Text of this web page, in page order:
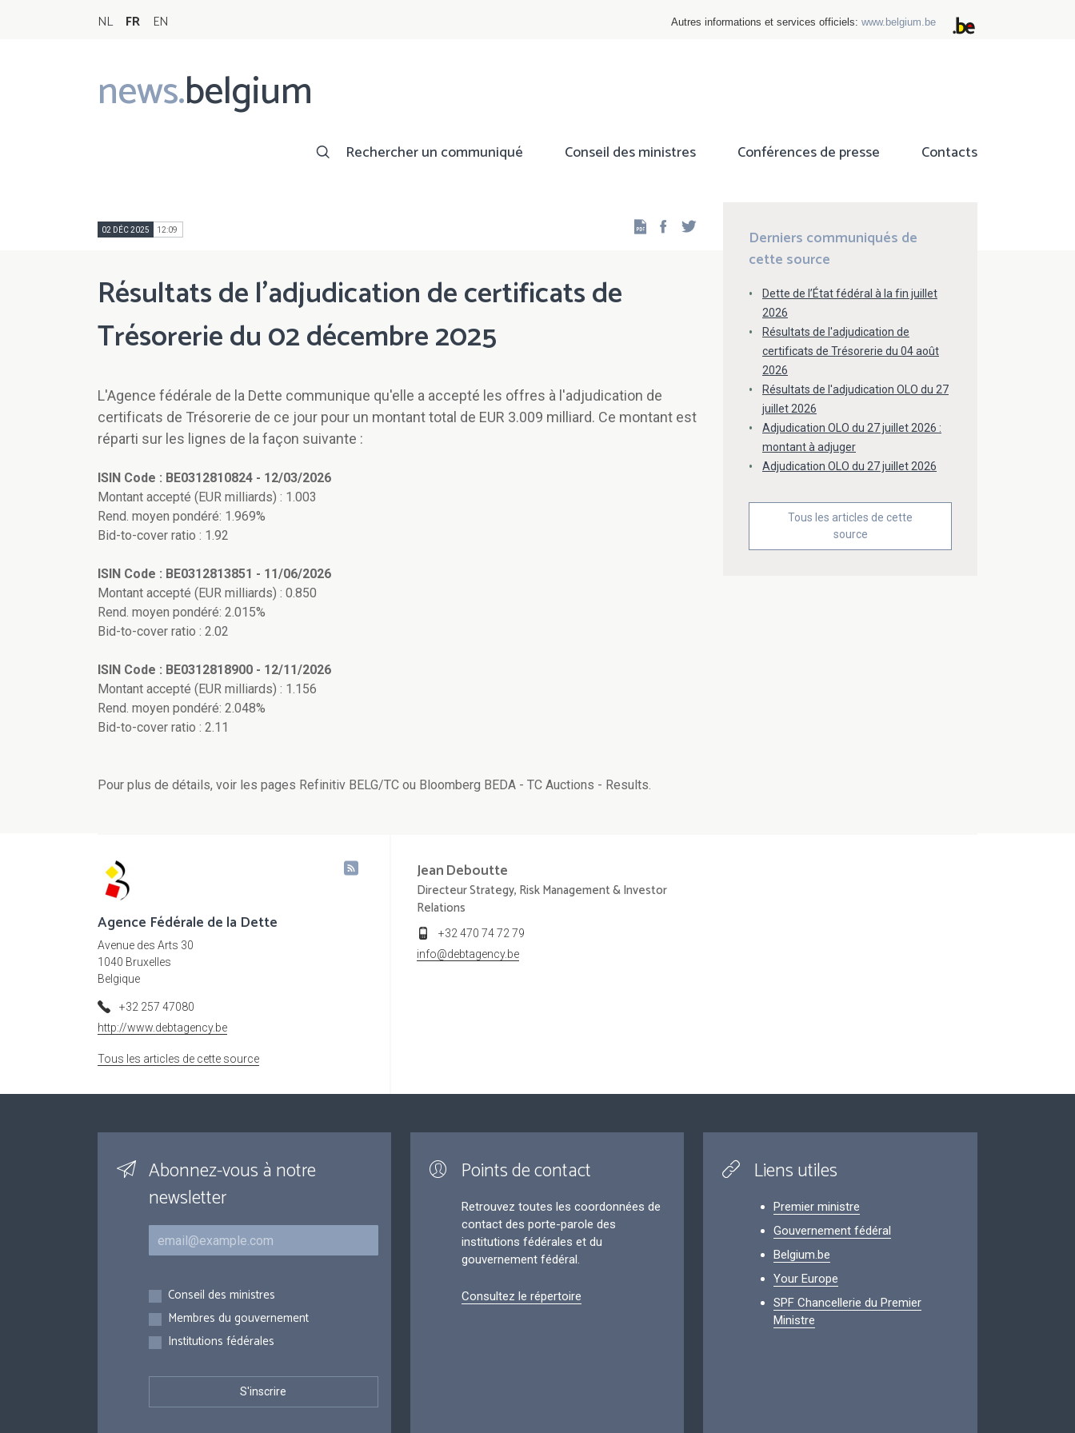
NL FR EN Autres informations et services officiels: www.belgium.be
news.belgium
Main
navigation
Rechercher un communiqué Conseil des ministres Conférences de presse Contacts
02 DÉC 2025 12:09 Facebook
Résultats de l'adjudication de certificats de
Trésorerie du 02 décembre 2025
L'Agence fédérale de la Dette communique qu'elle a accepté les offres à l'adjudication de
certificats de Trésorerie de ce jour pour un montant total de EUR 3.009 milliard. Ce montant est
réparti sur les lignes de la façon suivante :
ISIN Code : BE0312810824 - 12/03/2026
Montant accepté (EUR milliards) : 1.003
Rend. moyen pondéré: 1.969%
Bid-to-cover ratio : 1.92
ISIN Code : BE0312813851 - 11/06/2026
Montant accepté (EUR milliards) : 0.850
Rend. moyen pondéré: 2.015%
Bid-to-cover ratio : 2.02
ISIN Code : BE0312818900 - 12/11/2026
Montant accepté (EUR milliards) : 1.156
Rend. moyen pondéré: 2.048%
Bid-to-cover ratio : 2.11
Pour plus de détails, voir les pages Refinitiv BELG/TC ou Bloomberg BEDA - TC Auctions - Results.
Derniers communiqués de
cette source
Dette de l’État fédéral à la fin juillet
2026
Résultats de l'adjudication de
certificats de Trésorerie du 04 août
2026
Résultats de l'adjudication OLO du 27
juillet 2026
Adjudication OLO du 27 juillet 2026 :
montant à adjuger
Adjudication OLO du 27 juillet 2026
Tous les articles de cette
source
Agence Fédérale de la Dette
Avenue des Arts 30
1040 Bruxelles
Belgique
+32 257 47080
http://www.debtagency.be
Tous les articles de cette source
JeanDeboutte
Directeur Strategy, Risk Management & Investor
Relations
+32 470 74 72 79
info@debtagency.be
Abonnez-vous à notre
newsletter
Courriel
Inscriptions
Conseil des ministres
Membres du gouvernement
Institutions fédérales
Points de contact
Retrouvez toutes les coordonnées de
contact des porte-parole des
institutions fédérales et du
gouvernement fédéral.
Consultez le répertoire
Liens utiles
Premier ministre
Gouvernement fédéral
Belgium.be
Your Europe
SPF Chancellerie du Premier
Ministre